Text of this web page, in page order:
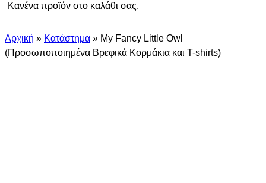
Κανένα προϊόν στο καλάθι σας.
Αρχική » Κατάστημα » My Fancy Little Owl
(Προσωποποιημένα Βρεφικά Κορμάκια και T-shirts)